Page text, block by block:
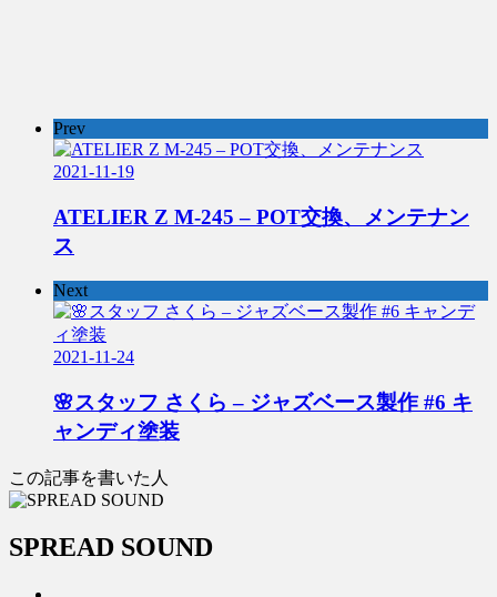
Prev
2021-11-19
ATELIER Z M-245 – POT交換、メンテナン
ス
Next
2021-11-24
🌸スタッフ さくら – ジャズベース製作 #6 キ
ャンディ塗装
この記事を書いた人
SPREAD SOUND